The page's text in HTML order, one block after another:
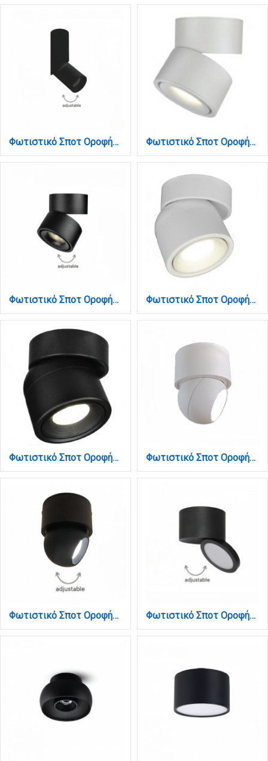
Φωτιστικό Σποτ Οροφής LED 12W, 3CCT, Μαύρο, 36° D:5x16,5cm (9091-Black) Φωτιστικό Σποτ Οροφής LED 15W, 3CCT, Λευκό, D:10x10,7cm (9095-White)
Φωτιστικό Σποτ Οροφής LED 15W, 3CCT, Μαύρο, D:10x10,7cm (9095-Black) Φωτιστικό Σποτ Οροφής LED 7W, 3000K , Λευκό, D:9x9,3cm (9096-White)
Φωτιστικό Σποτ Οροφής LED 7W, 3000K , Μαύρο, D:9x9,3cm (9096-Black) Φωτιστικό Σποτ Οροφής LED 7W, 3000K, Λευκό, 8x10cm(9097-White)
Φωτιστικό Σποτ Οροφής LED 7W, 3000K, Μαύρο D:8x10cm(9097-Black) Φωτιστικό Σποτ Οροφής LED 7W, 3CCT, Μαύρο, 100°, 8,7x6cm (9088-Black)